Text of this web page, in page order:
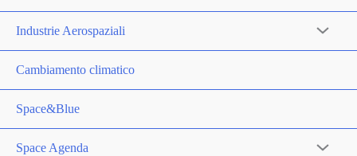
Industrie Aerospaziali
Cambiamento climatico
Space&Blue
Space Agenda